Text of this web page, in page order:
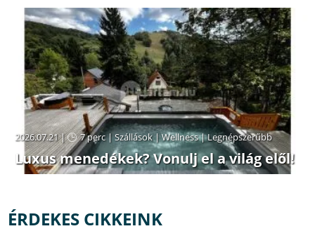
2026.07.21 | 7 perc|Szállások|Wellness|Legnépszerűbb
Luxus menedékek? Vonulj el a világ elől!
ÉRDEKES CIKKEINK